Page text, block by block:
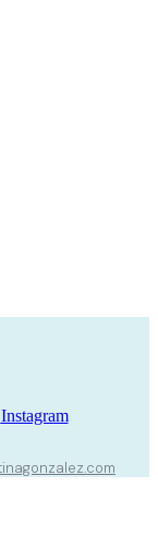
Instagram